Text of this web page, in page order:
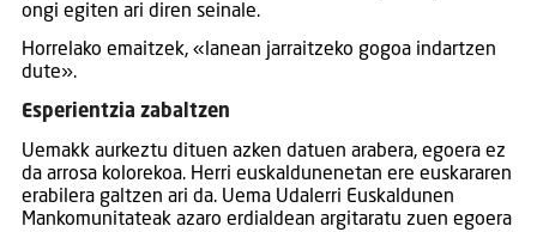
ongi egiten ari diren seinale.
Horrelako emaitzek, «lanean jarraitzeko gogoa indartzen
dute».
Esperientzia zabaltzen
Uemakk aurkeztu dituen azken datuen arabera, egoera ez
da arrosa kolorekoa. Herri euskaldunenetan ere euskararen
erabilera galtzen ari da. Uema Udalerri Euskaldunen
Mankomunitateak azaro erdialdean argitaratu zuen egoera